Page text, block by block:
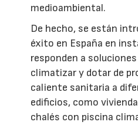
medioambiental.
De hecho, se están
éxito en España en
responden a
climatizar y dotar de
caliente sanitaria a
edificios, como
chalés con piscina